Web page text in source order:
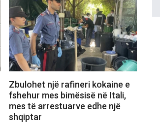
Zbulohet një rafineri kokaine e
fshehur mes bimësisë në Itali,
mes të arrestuarve edhe një
shqiptar